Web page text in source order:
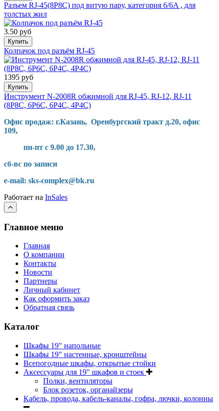
Разъем RJ-45(8P8C) под витую пару, категория 6/6A , для
толстых жил
3.50 руб
Купить
Колпачок под разъём RJ-45
1395 руб
Купить
Инструмент N-2008R обжимной для RJ-45, RJ-12, RJ-11
(8P8C, 6P6C, 6P4C, 4P4C)
Офис продаж: г.Казань, Оренбургский тракт д.20, офис
109,
пн-пт с 9.00 до 17.30,
сб-вс по записи
e-mail: sks-complex@bk.ru
Работает на InSales
Главное меню
Главная
О компании
Контакты
Новости
Партнеры
Личный кабинет
Как оформить заказ
Обратная связь
Каталог
Шкафы 19" напольные
Шкафы 19" настенные, кронштейны
Всепогодные шкафы, открытые стойки
Аксессуары для 19" шкафов и стоек
Полки, вентиляторы
Блок розеток, органайзеры
Кабель, провода, кабель-каналы, гофра, лючки, колонны